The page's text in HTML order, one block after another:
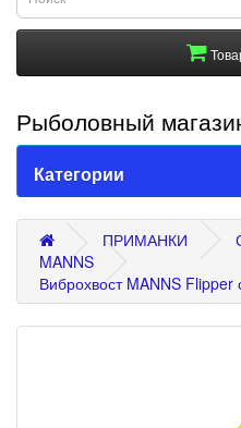
Рыболовный
Категории
ПРИМАНКИ
MANNS
Виброхвост MANNS